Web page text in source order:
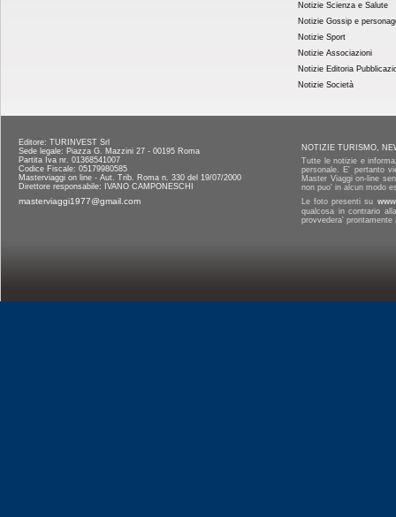
Notizie Scienza e Salute
Notizie Gossip e
Notizie Sport
Notizie Associazioni
Notizie Editoria
Notizie Società
Editore: TURINVEST Srl
Sede legale: Piazza G. Mazzini 27 - 00195 Roma
Partita Iva nr. 01368541007
Codice Fiscale: 05179980585
Masterviaggi on line - Aut. Trib. Roma n. 330 del 19/07/2000
Direttore responsabile: IVANO CAMPONESCHI
masterviaggi1977@gmail.com
NOTIZIE TURISMO,
Tutte le notizie e
personale. E' pertanto
Master Viaggi on-line
non puo' in alcun modo
Le foto presenti su
qualcosa in contrario
provvedera'